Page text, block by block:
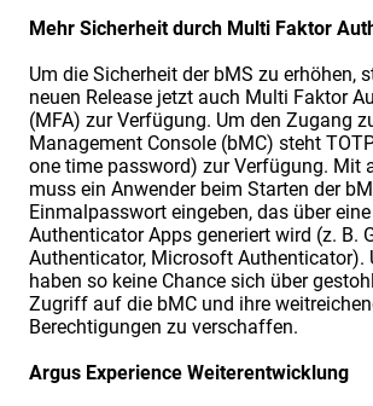
Mehr Sicherheit durch Multi Faktor
Um die Sicherheit der bMS zu erhöhen,
neuen Release jetzt auch Multi Faktor
(MFA) zur Verfügung. Um den Zugang
Management Console (bMC) steht
one time password) zur Verfügung. Mit
muss ein Anwender beim Starten der
Einmalpasswort eingeben, das über
Authenticator Apps generiert wird (z. B.
Authenticator, Microsoft Authenticator).
haben so keine Chance sich über
Zugriff auf die bMC und ihre
Berechtigungen zu verschaffen.
Argus Experience Weiterentwicklung